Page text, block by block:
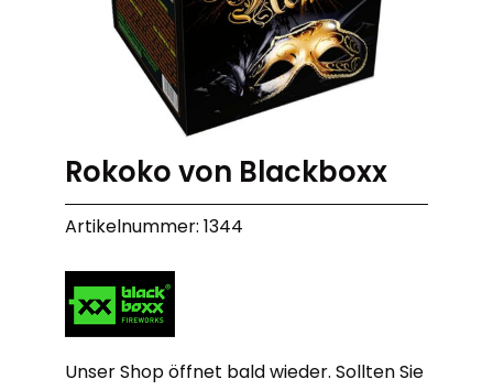
Rokoko von Blackboxx
Artikelnummer: 1344
Unser Shop öffnet bald wieder. Sollten Sie